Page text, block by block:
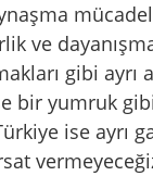
ve
gibi ayrı
yumruk gibi
ise ayrı